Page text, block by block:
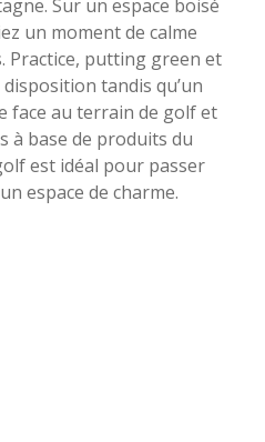
Sur un espace boisé
un moment de calme
Practice, putting green et
tandis qu’un
face au terrain de golf et
à base de produits du
est idéal pour passer
espace de charme.